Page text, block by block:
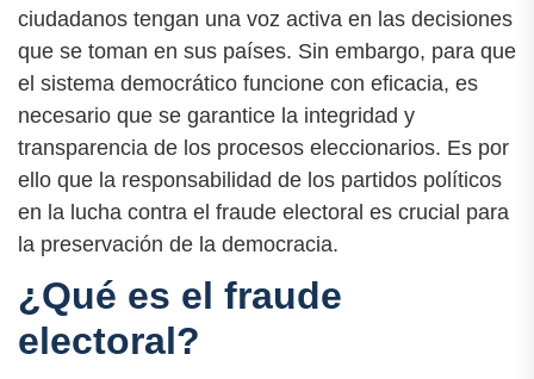
ciudadanos tengan una voz activa en las decisiones
que se toman en sus países. Sin embargo, para que
el sistema democrático funcione con eficacia, es
necesario que se garantice la integridad y
transparencia de los procesos eleccionarios. Es por
ello que la responsabilidad de los partidos políticos
en la lucha contra el fraude electoral es crucial para
la preservación de la democracia.
¿Qué es el fraude
electoral?